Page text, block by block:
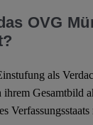
OVG
als
Gesamtbild
Verfassungsstaats